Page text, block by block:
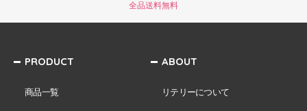
全品送料無料
PRODUCT
商品一覧
ABOUT
リテリーについて